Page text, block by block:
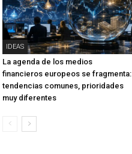
IDEAS
La agenda de los medios
financieros europeos se fragmenta:
tendencias comunes, prioridades
muy diferentes